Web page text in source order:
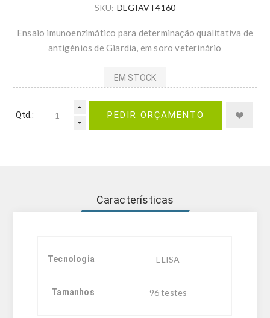
SKU: DEGIAVT4160
Ensaio imunoenzimático para determinação qualitativa de
antigénios de Giardia, em soro veterinário
EM STOCK
Qtd.: PEDIR ORÇAMENTO
Características
Tecnologia ELISA
Tamanhos 96 testes